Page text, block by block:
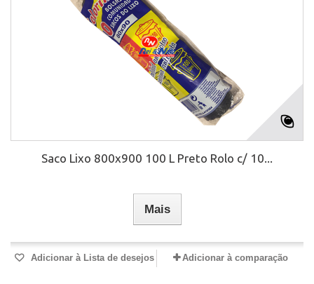
Saco Lixo 800x900 100 L Preto Rolo c/ 10...
Mais
Adicionar à Lista de desejos Adicionar à comparação